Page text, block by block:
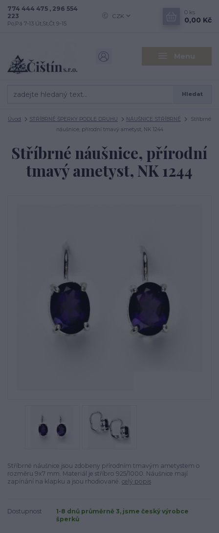
Menu
CZK
Hledat
774 444 475 , 296 554
223
Po,Pá 7-13 Út,St,Čt 9-15
0 ks
0,00 Kč
Úvod STŘÍBRNÉ ŠPERKY PODLE DRUHU NÁUŠNICE STŘÍBRNÉ
Stříbrné
náušnice, přírodní tmavý ametyst, NK 1244
Stříbrné náušnice, přírodní
tmavý ametyst, NK 1244
Stříbrné náušnice jsou zdobeny přírodním tmavým ametystem o
rozměru 9x7 mm. Materiál je stříbro 925/1000. Náušnice mají
zapínání na klapku a jsou rhodiované. celý popis
Dostupnost
1-8 dnů průměrně 3, jsme český výrobce
šperků